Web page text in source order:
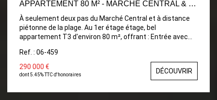
APPARTEMENT 80 M² - MARCHÉ CENTRAL & PLAGE À PIEDS
À seulement deux pas du Marché Central et à distance
piétonne de la plage. Au 1er étage étage, bel
appartement T3 d'environ 80 m², offrant : Entrée avec
dégagement, deux chambres, ainsi qu'une salle d'eau
avec WC. Entièrement rénové, il allie confort et
prestations soignées. À découvrir sans tarder ! Visite
Ref. : 06-459
290 000 €
dont 5.45% TTC d'honoraires DÉCOUVRIR